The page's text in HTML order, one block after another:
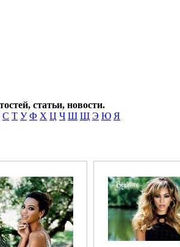
статьи, новости.
С Т У Ф Х Ц Ч Ш Щ Э Ю Я